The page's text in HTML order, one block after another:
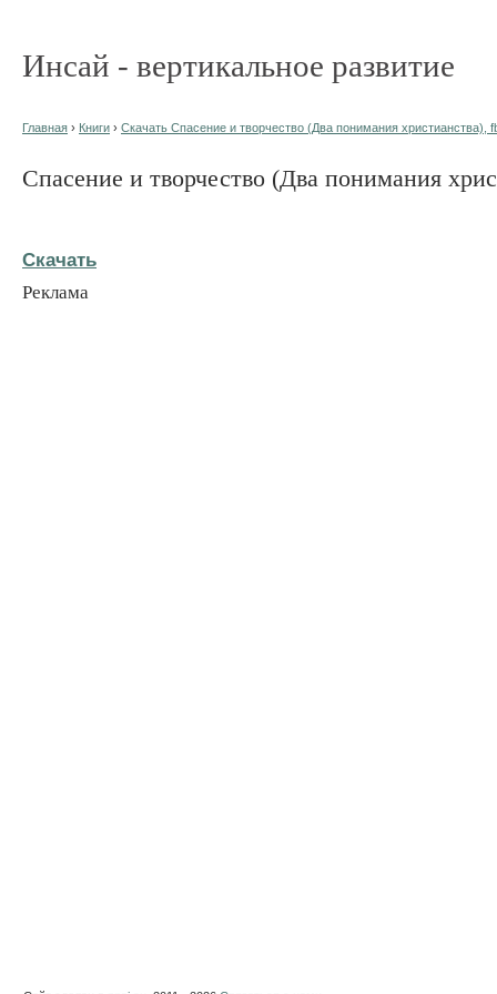
Инсай - вертикальное развитие
Главная › Книги › Скачать Спасение и творчество (Два понимания христианства),
Спасение и творчество (Два понимания
Скачать
Реклама